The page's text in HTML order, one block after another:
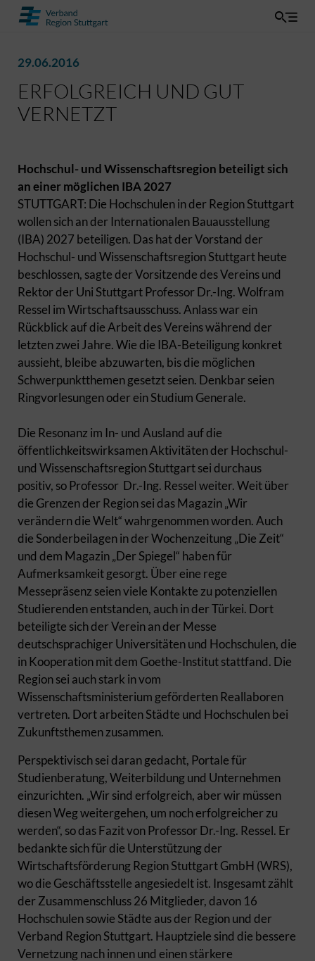
29.06.2016
ERFOLGREICH UND GUT
VERNETZT
Hochschul- und Wissenschaftsregion beteiligt sich
an einer möglichen IBA 2027
STUTTGART: Die Hochschulen in der Region Stuttgart
wollen sich an der Internationalen Bauausstellung
(IBA) 2027 beteiligen. Das hat der Vorstand der
Hochschul- und Wissenschaftsregion Stuttgart heute
beschlossen, sagte der Vorsitzende des Vereins und
Rektor der Uni Stuttgart Professor Dr.-Ing. Wolfram
Ressel im Wirtschaftsausschuss. Anlass war ein
Rückblick auf die Arbeit des Vereins während der
letzten zwei Jahre. Wie die IBA-Beteiligung konkret
aussieht, bleibe abzuwarten, bis die möglichen
Schwerpunktthemen gesetzt seien. Denkbar seien
Ringvorlesungen oder ein Studium Generale.
Die Resonanz im In- und Ausland auf die
öffentlichkeitswirksamen Aktivitäten der Hochschul-
und Wissenschaftsregion Stuttgart sei durchaus
positiv, so Professor Dr.-Ing. Ressel weiter. Weit über
die Grenzen der Region sei das Magazin „Wir
verändern die Welt“ wahrgenommen worden. Auch
die Sonderbeilagen in der Wochenzeitung „Die Zeit“
und dem Magazin „Der Spiegel“ haben für
Aufmerksamkeit gesorgt. Über eine rege
Messepräsenz seien viele Kontakte zu potenziellen
Studierenden entstanden, auch in der Türkei. Dort
beteiligte sich der Verein an der Messe
deutschsprachiger Universitäten und Hochschulen, die
in Kooperation mit dem Goethe-Institut stattfand. Die
Region sei auch stark in vom
Wissenschaftsministerium geförderten Reallaboren
vertreten. Dort arbeiten Städte und Hochschulen bei
Zukunftsthemen zusammen.
Perspektivisch sei daran gedacht, Portale für
Studienberatung, Weiterbildung und Unternehmen
einzurichten. „Wir sind erfolgreich, aber wir müssen
diesen Weg weitergehen, um noch erfolgreicher zu
werden“, so das Fazit von Professor Dr.-Ing. Ressel. Er
bedankte sich für die Unterstützung der
Wirtschaftsförderung Region Stuttgart GmbH (WRS),
wo die Geschäftsstelle angesiedelt ist. Insgesamt zählt
der Zusammenschluss 26 Mitglieder, davon 16
Hochschulen sowie Städte aus der Region und der
Verband Region Stuttgart. Hauptziele sind die bessere
Vernetzung nach innen und einen stärkere